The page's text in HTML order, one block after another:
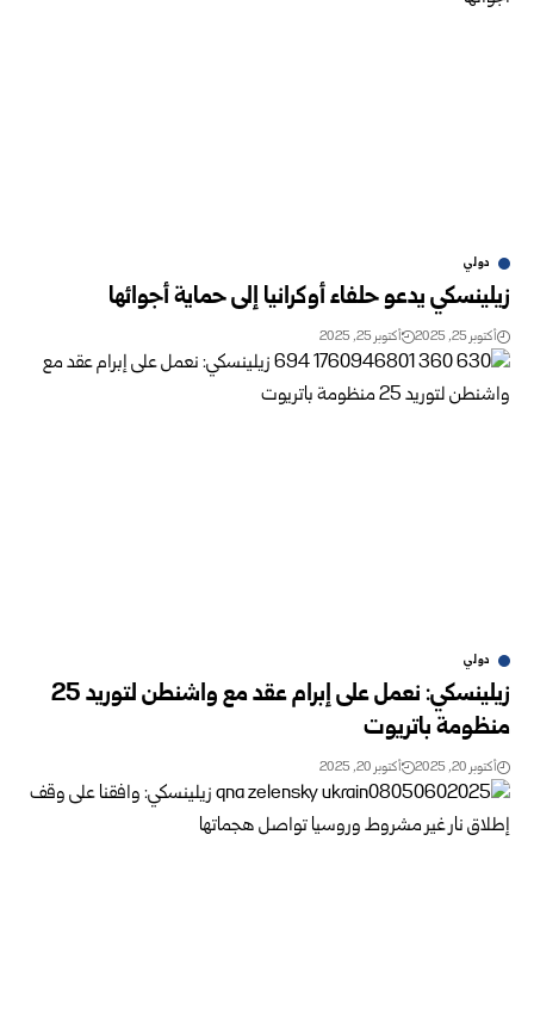
دولي
زيلينسكي يدعو حلفاء أوكرانيا إلى حماية أجوائها
أكتوبر 25, 2025 أكتوبر 25, 2025
دولي
زيلينسكي: نعمل على إبرام عقد مع واشنطن لتوريد 25
منظومة باتريوت
أكتوبر 20, 2025 أكتوبر 20, 2025